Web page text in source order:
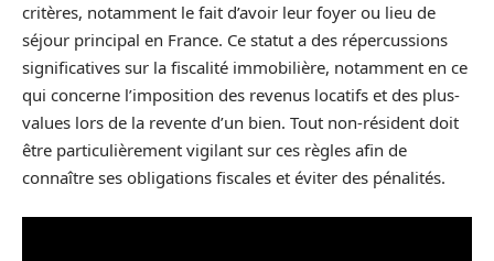
critères, notamment le fait d’avoir leur foyer ou lieu de
séjour principal en France. Ce statut a des répercussions
significatives sur la fiscalité immobilière, notamment en ce
qui concerne l’imposition des revenus locatifs et des plus-
values lors de la revente d’un bien. Tout non-résident doit
être particulièrement vigilant sur ces règles afin de
connaître ses obligations fiscales et éviter des pénalités.